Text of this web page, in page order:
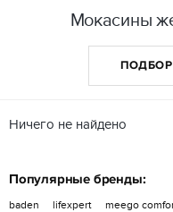
Мокасины
Ничего не найдено
Популярные бренды:
baden lifexpert meego